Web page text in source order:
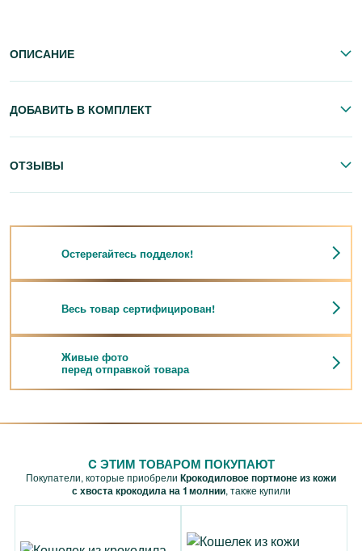
ОПИСАНИЕ
ДОБАВИТЬ В КОМПЛЕКТ
ОТЗЫВЫ
Остерегайтесь подделок!
Весь товар сертифицирован!
Живые фото
перед отправкой товара
C ЭТИМ ТОВАРОМ ПОКУПАЮТ
Покупатели, которые приобрели Крокодиловое портмоне из кожи
с хвоста крокодила на 1 молнии, также купили